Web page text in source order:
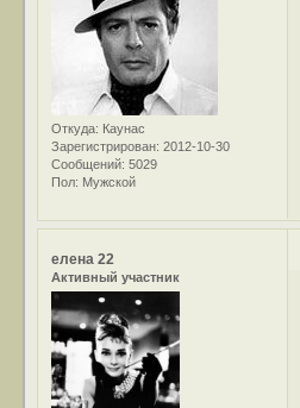
Откуда: Каунас
Зарегистрирован: 2012-10-30
Сообщений: 5029
Пол: Мужской
елена 22
Активный участник